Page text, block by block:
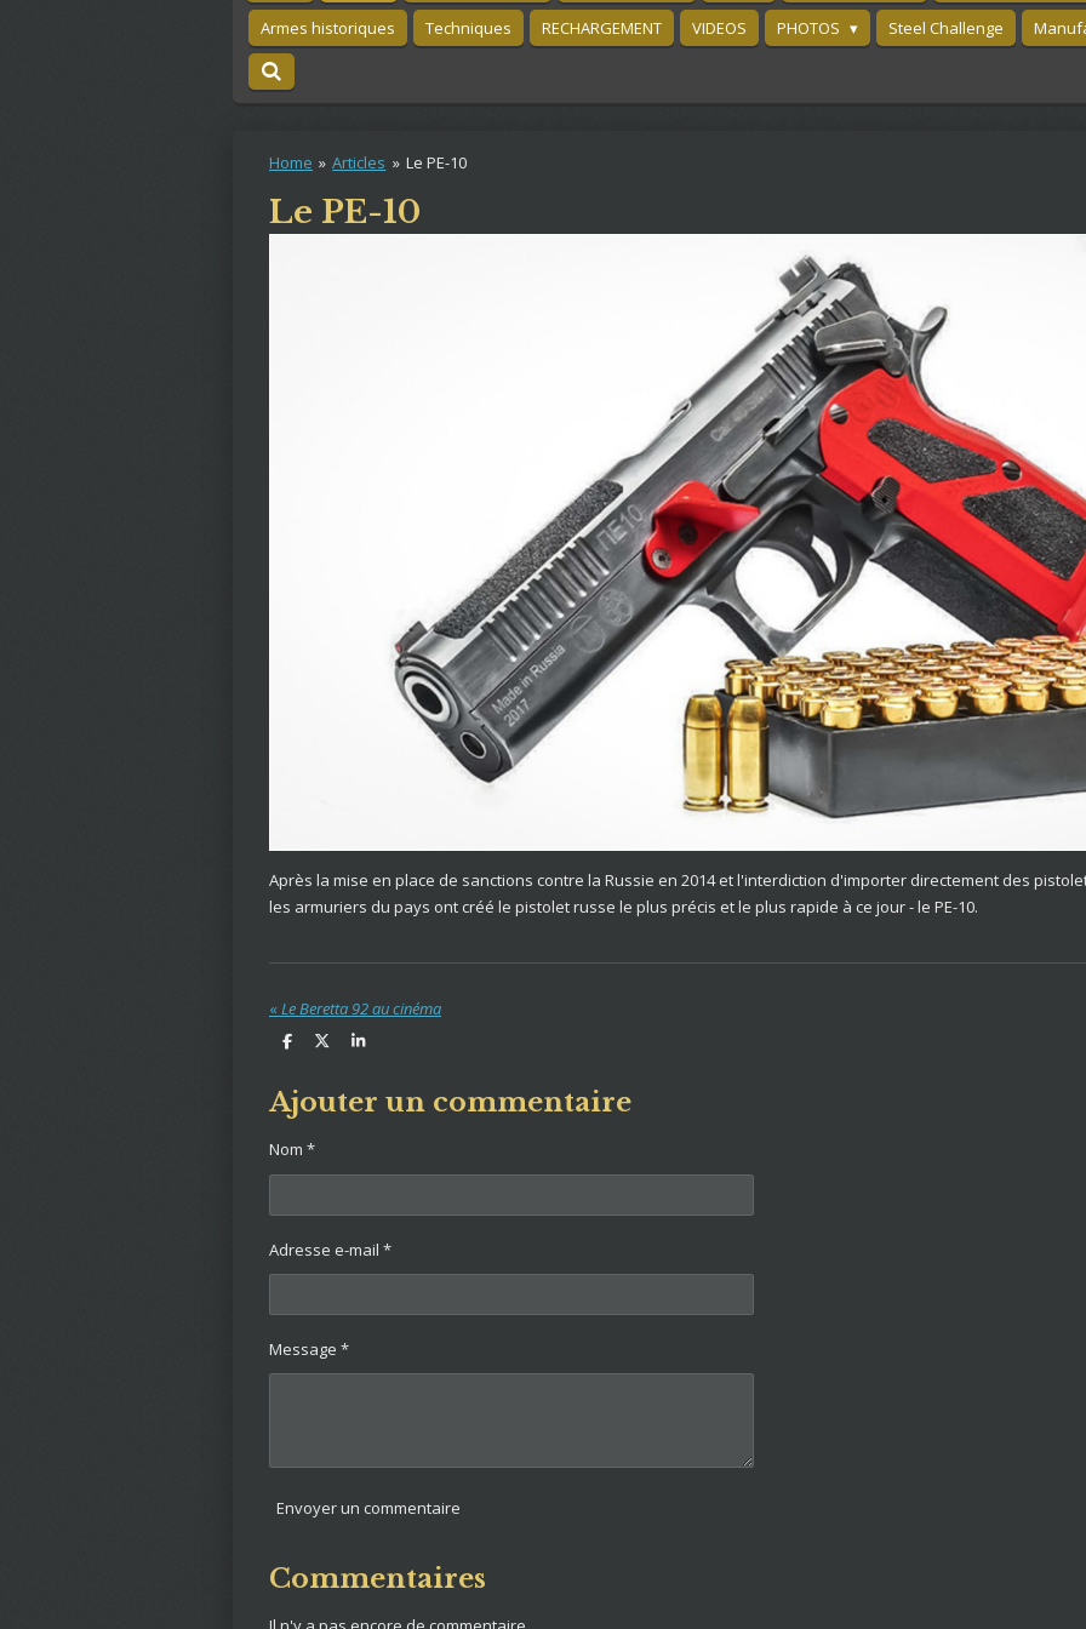
Armes historiques
Techniques RECHARGEMENT VIDEOS PHOTOS Steel Challenge
Home » Articles » Le PE-10
Le PE-10
Après la mise en place de sanctions contre la Russie en 2014 et l'interdiction d'importer directement des
les armuriers du pays ont créé le pistolet russe le plus précis et le plus rapide à ce jour - le PE-10.
« Le Beretta 92 au cinéma
P
a
g
r
P
t
a
P
t
a
Ajouter un commentaire
Nom *
Adresse e-mail *
Message *
Envoyer un commentaire
Commentaires